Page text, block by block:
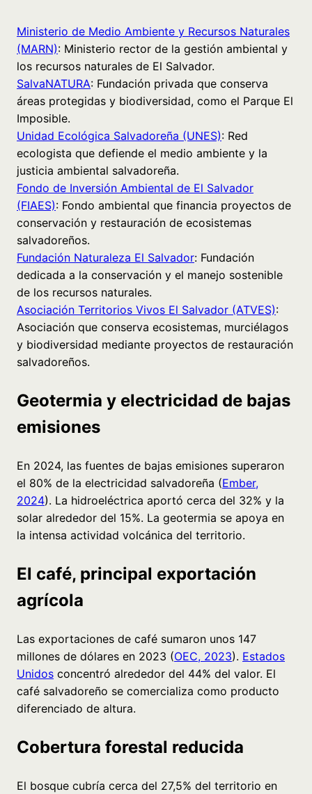
Ministerio de Medio Ambiente y Recursos Naturales
(MARN): Ministerio rector de la gestión ambiental y
los recursos naturales de El Salvador.
SalvaNATURA: Fundación privada que conserva
áreas protegidas y biodiversidad, como el Parque El
Imposible.
Unidad Ecológica Salvadoreña (UNES): Red
ecologista que defiende el medio ambiente y la
justicia ambiental salvadoreña.
Fondo de Inversión Ambiental de El Salvador
(FIAES): Fondo ambiental que financia proyectos de
conservación y restauración de ecosistemas
salvadoreños.
Fundación Naturaleza El Salvador: Fundación
dedicada a la conservación y el manejo sostenible
de los recursos naturales.
Asociación Territorios Vivos El Salvador (ATVES):
Asociación que conserva ecosistemas, murciélagos
y biodiversidad mediante proyectos de restauración
salvadoreños.
Geotermia y electricidad de bajas
emisiones
En 2024, las fuentes de bajas emisiones superaron
el 80% de la electricidad salvadoreña (Ember,
2024). La hidroeléctrica aportó cerca del 32% y la
solar alrededor del 15%. La geotermia se apoya en
la intensa actividad volcánica del territorio.
El café, principal exportación
agrícola
Las exportaciones de café sumaron unos 147
millones de dólares en 2023 (OEC, 2023). Estados
Unidos concentró alrededor del 44% del valor. El
café salvadoreño se comercializa como producto
diferenciado de altura.
Cobertura forestal reducida
El bosque cubría cerca del 27,5% del territorio en